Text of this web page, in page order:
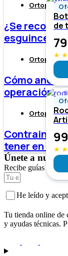
de
★ ★
★ ★
Ortopedia
¿Se
esguince de
Ortopedia
Cómo andar
operación
Ortopedia
tener en
Únete a
Recibe guías y
He leído y
Tu tienda online de
y ayudas técnicas.